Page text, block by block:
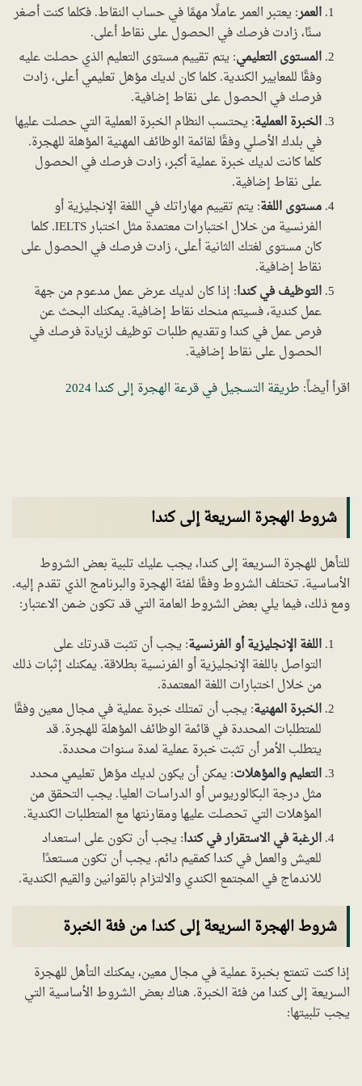
العمر: يعتبر العمر عاملًا مهمًا في حساب النقاط. فكلما كنت أصغر
سنًا، زادت فرصك في الحصول على نقاط أعلى.
المستوى التعليمي: يتم تقييم مستوى التعليم الذي حصلت عليه
وفقًا للمعايير الكندية. كلما كان لديك مؤهل تعليمي أعلى، زادت
فرصك في الحصول على نقاط إضافية.
الخبرة العملية: يحتسب النظام الخبرة العملية التي حصلت عليها
في بلدك الأصلي وفقًا لقائمة الوظائف المهنية المؤهلة للهجرة.
كلما كانت لديك خبرة عملية أكبر، زادت فرصك في الحصول
على نقاط إضافية.
مستوى اللغة: يتم تقييم مهاراتك في اللغة الإنجليزية أو
الفرنسية من خلال اختبارات معتمدة مثل اختبار IELTS. كلما
كان مستوى لغتك الثانية أعلى، زادت فرصك في الحصول على
نقاط إضافية.
التوظيف في كندا: إذا كان لديك عرض عمل مدعوم من جهة
عمل كندية، فسيتم منحك نقاط إضافية. يمكنك البحث عن
فرص عمل في كندا وتقديم طلبات توظيف لزيادة فرصك في
الحصول على نقاط إضافية.
اقرأ أيضاً: طريقة التسجيل في قرعة الهجرة إلى كندا 2024
شروط الهجرة السريعة إلى كندا
للتأهل للهجرة السريعة إلى كندا، يجب عليك تلبية بعض الشروط
الأساسية. تختلف الشروط وفقًا لفئة الهجرة والبرنامج الذي تقدم إليه.
ومع ذلك، فيما يلي بعض الشروط العامة التي قد تكون ضمن الاعتبار:
اللغة الإنجليزية أو الفرنسية: يجب أن تثبت قدرتك على
التواصل باللغة الإنجليزية أو الفرنسية بطلاقة. يمكنك إثبات ذلك
من خلال اختبارات اللغة المعتمدة.
الخبرة المهنية: يجب أن تمتلك خبرة عملية في مجال معين وفقًا
للمتطلبات المحددة في قائمة الوظائف المؤهلة للهجرة. قد
يتطلب الأمر أن تثبت خبرة عملية لمدة سنوات محددة.
التعليم والمؤهلات: يمكن أن يكون لديك مؤهل تعليمي محدد
مثل درجة البكالوريوس أو الدراسات العليا. يجب التحقق من
المؤهلات التي تحصلت عليها ومقارنتها مع المتطلبات الكندية.
الرغبة في الاستقرار في كندا: يجب أن تكون على استعداد
للعيش والعمل في كندا كمقيم دائم. يجب أن تكون مستعدًا
للاندماج في المجتمع الكندي والالتزام بالقوانين والقيم الكندية.
شروط الهجرة السريعة إلى كندا من فئة الخبرة
إذا كنت تتمتع بخبرة عملية في مجال معين، يمكنك التأهل للهجرة
السريعة إلى كندا من فئة الخبرة. هناك بعض الشروط الأساسية التي
يجب تلبيتها: